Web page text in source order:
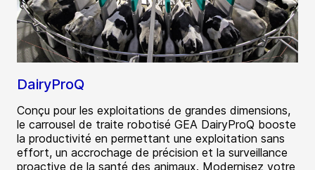
DairyProQ
Conçu pour les exploitations de grandes dimensions,
le carrousel de traite robotisé GEA DairyProQ booste
la productivité en permettant une exploitation sans
effort, un accrochage de précision et la surveillance
proactive de la santé des animaux. Modernisez votre